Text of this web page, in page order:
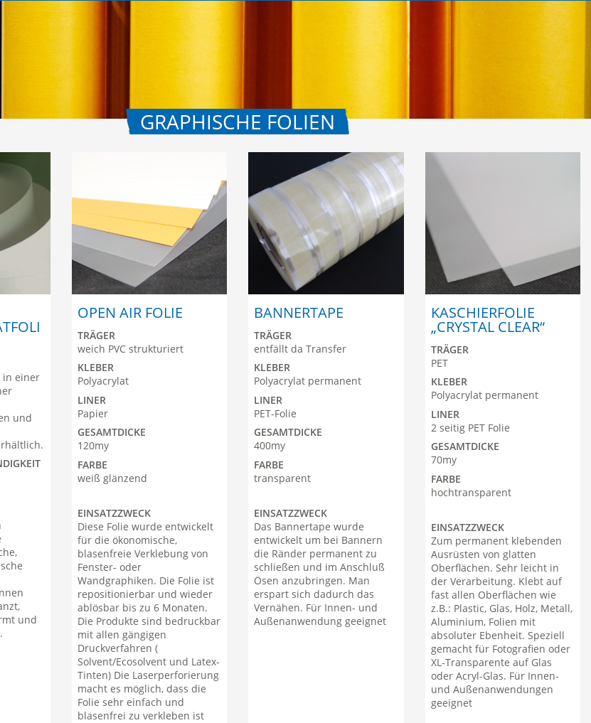
GRAPHISCHE FOLIEN
in einer
und
und
OPEN AIR FOLIE
TRÄGER
weich PVC strukturiert
KLEBER
Polyacrylat
LINER
Papier
GESAMTDICKE
120my
FARBE
weiß glänzend
EINSATZZWECK
Diese Folie wurde entwickelt
für die ökonomische,
blasenfreie Verklebung von
Fenster- oder
Wandgraphiken. Die Folie ist
repositionierbar und wieder
ablösbar bis zu 6 Monaten.
Die Produkte sind bedruckbar
mit allen gängigen
Druckverfahren (
Solvent/Ecosolvent und Latex-
Tinten) Die Laserperforierung
macht es möglich, dass die
Folie sehr einfach und
blasenfrei zu verkleben ist
BANNERTAPE
TRÄGER
entfällt da Transfer
KLEBER
Polyacrylat permanent
LINER
PET-Folie
GESAMTDICKE
400my
FARBE
transparent
EINSATZZWECK
Das Bannertape wurde
entwickelt um bei Bannern
die Ränder permanent zu
schließen und im Anschluß
Ösen anzubringen. Man
erspart sich dadurch das
Vernähen. Für Innen- und
Außenanwendung geeignet
KASCHIERFOLIE
„CRYSTAL CLEAR“
TRÄGER
PET
KLEBER
Polyacrylat permanent
LINER
2 seitig PET Folie
GESAMTDICKE
70my
FARBE
hochtransparent
EINSATZZWECK
Zum permanent klebenden
Ausrüsten von glatten
Oberflächen. Sehr leicht in
der Verarbeitung. Klebt auf
fast allen Oberflächen wie
z.B.: Plastic, Glas, Holz, Metall,
Aluminium, Folien mit
absoluter Ebenheit. Speziell
gemacht für Fotografien oder
XL-Transparente auf Glas
oder Acryl-Glas. Für Innen-
und Außenanwendungen
geeignet